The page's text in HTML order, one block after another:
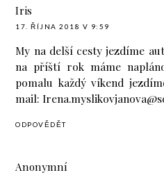
Iris
17. ŘÍJNA 2018 V 9:59
My na delší cesty jezdíme
na příští rok máme
pomalu každý víkend
mail:
ODPOVĚDĚT
Anonymní